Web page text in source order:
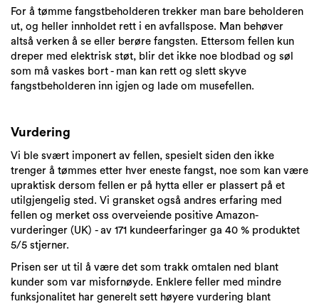
For å tømme fangstbeholderen trekker man bare beholderen
ut, og heller innholdet rett i en avfallspose. Man behøver
altså verken å se eller berøre fangsten. Ettersom fellen kun
dreper med elektrisk støt, blir det ikke noe blodbad og søl
som må vaskes bort - man kan rett og slett skyve
fangstbeholderen inn igjen og lade om musefellen.
Vurdering
Vi ble svært imponert av fellen, spesielt siden den ikke
trenger å tømmes etter hver eneste fangst, noe som kan være
upraktisk dersom fellen er på hytta eller er plassert på et
utilgjengelig sted. Vi gransket også andres erfaring med
fellen og merket oss overveiende positive Amazon-
vurderinger (UK) - av 171 kundeerfaringer ga 40 % produktet
5/5 stjerner.
Prisen ser ut til å være det som trakk omtalen ned blant
kunder som var misfornøyde. Enklere feller med mindre
funksjonalitet har generelt sett høyere vurdering blant